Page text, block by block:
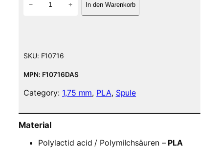
l
m
n
1
− + In den Warenkorb
SKU: F10716
MPN: F10716DAS
Category: 1,75 mm, PLA, Spule
Material
Polylactid acid / Polymilchsäuren – PLA